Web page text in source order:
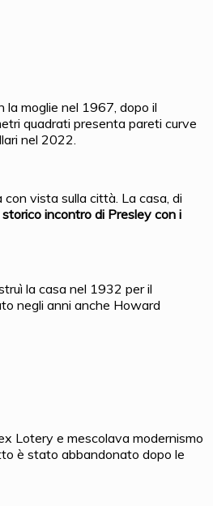
la moglie nel 1967, dopo il
quadrati presenta pareti curve
nel 2022.
vista sulla città. La casa, di
incontro di Presley con i
la casa nel 1932 per il
negli anni anche Howard
Lotery e mescolava modernismo
è stato abbandonato dopo le